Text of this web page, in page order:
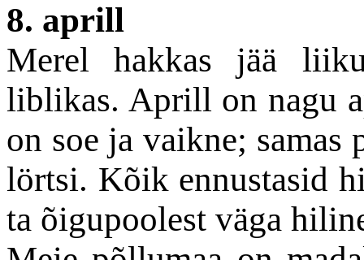
8. aprill
Merel hakkas jää
liblikas. Aprill on nagu
on soe ja vaikne;
lörtsi. Kõik ennustasid
ta õigupoolest väga